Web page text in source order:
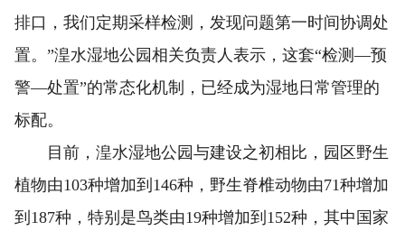
排口，我们定期采样检测，发现问题第一时间协调处
置。”湟水湿地公园相关负责人表示，这套“检测—预
警—处置”的常态化机制，已经成为湿地日常管理的
标配。
目前，湟水湿地公园与建设之初相比，园区野生
植物由103种增加到146种，野生脊椎动物由71种增加
到187种，特别是鸟类由19种增加到152种，其中国家